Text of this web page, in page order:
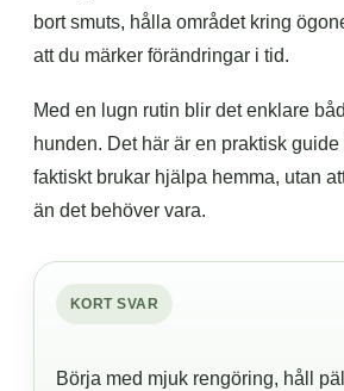
bort smuts, hålla området kring
att du märker förändringar i tid.
Med en lugn rutin blir det enklare
hunden. Det här är en praktisk
faktiskt brukar hjälpa hemma, utan
än det behöver vara.
KORT SVAR
Börja med mjuk rengöring, håll